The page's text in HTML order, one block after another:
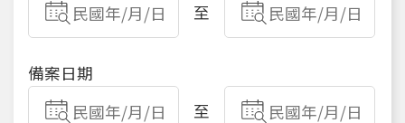
至
備案日期
至